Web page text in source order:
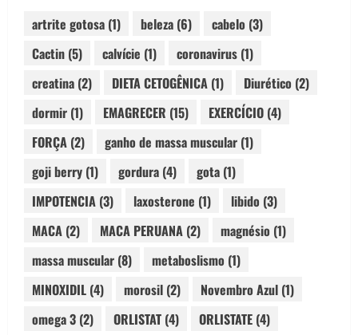
artrite gotosa (1) beleza (6) cabelo (3)
Cactin (5) calvície (1) coronavirus (1)
creatina (2) DIETA CETOGÊNICA (1) Diurético (2)
dormir (1) EMAGRECER (15) EXERCÍCIO (4)
FORÇA (2) ganho de massa muscular (1)
goji berry (1) gordura (4) gota (1)
IMPOTENCIA (3) laxosterone (1) libido (3)
MACA (2) MACA PERUANA (2) magnésio (1)
massa muscular (8) metaboslismo (1)
MINOXIDIL (4) morosil (2) Novembro Azul (1)
omega 3 (2) ORLISTAT (4) ORLISTATE (4)